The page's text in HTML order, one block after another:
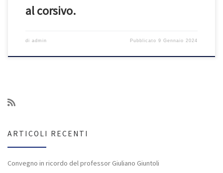
al corsivo.
di admin Pubblicato9 Gennaio 2024
ARTICOLI RECENTI
Convegno in ricordo del professor Giuliano Giuntoli